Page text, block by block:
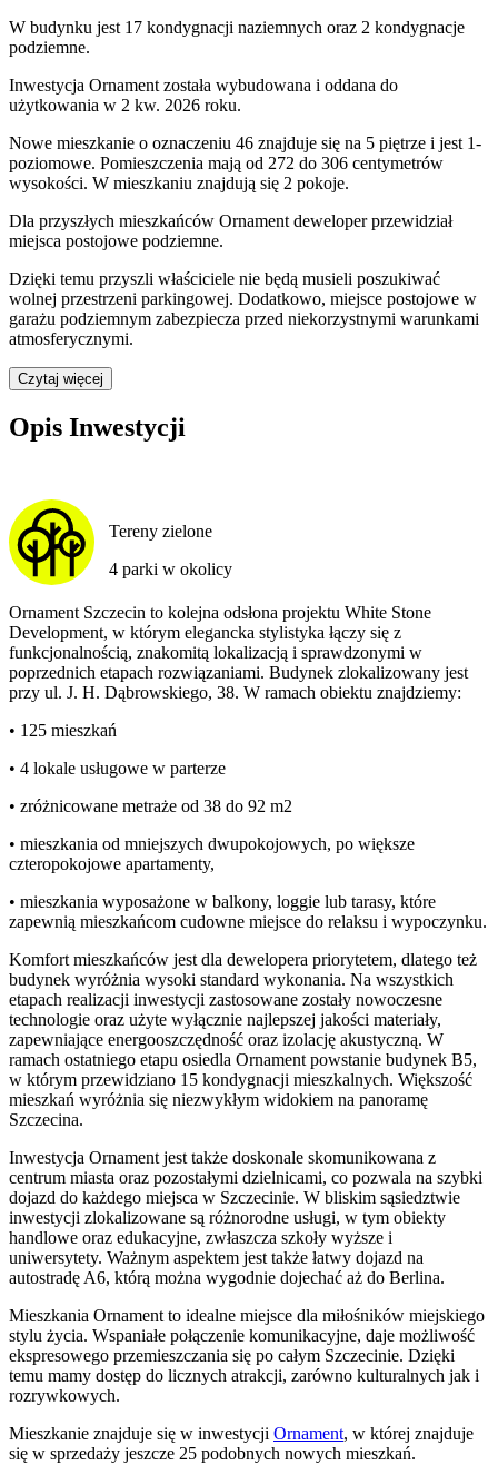
W budynku jest 17 kondygnacji naziemnych oraz 2 kondygnacje
podziemne.
Inwestycja Ornament została wybudowana i oddana do
użytkowania w 2 kw. 2026 roku.
Nowe mieszkanie o oznaczeniu 46 znajduje się na 5 piętrze i jest 1-
poziomowe. Pomieszczenia mają od 272 do 306 centymetrów
wysokości. W mieszkaniu znajdują się 2 pokoje.
Dla przyszłych mieszkańców Ornament deweloper przewidział
miejsca postojowe podziemne.
Dzięki temu przyszli właściciele nie będą musieli poszukiwać
wolnej przestrzeni parkingowej. Dodatkowo, miejsce postojowe w
garażu podziemnym zabezpiecza przed niekorzystnymi warunkami
atmosferycznymi.
Czytaj więcej
Opis Inwestycji
Tereny zielone
4 parki w okolicy
Ornament Szczecin to kolejna odsłona projektu White Stone
Development, w którym elegancka stylistyka łączy się z
funkcjonalnością, znakomitą lokalizacją i sprawdzonymi w
poprzednich etapach rozwiązaniami. Budynek zlokalizowany jest
przy ul. J. H. Dąbrowskiego, 38. W ramach obiektu znajdziemy:
• 125 mieszkań
• 4 lokale usługowe w parterze
• zróżnicowane metraże od 38 do 92 m2
• mieszkania od mniejszych dwupokojowych, po większe
czteropokojowe apartamenty,
• mieszkania wyposażone w balkony, loggie lub tarasy, które
zapewnią mieszkańcom cudowne miejsce do relaksu i wypoczynku.
Komfort mieszkańców jest dla dewelopera priorytetem, dlatego też
budynek wyróżnia wysoki standard wykonania. Na wszystkich
etapach realizacji inwestycji zastosowane zostały nowoczesne
technologie oraz użyte wyłącznie najlepszej jakości materiały,
zapewniające energooszczędność oraz izolację akustyczną. W
ramach ostatniego etapu osiedla Ornament powstanie budynek B5,
w którym przewidziano 15 kondygnacji mieszkalnych. Większość
mieszkań wyróżnia się niezwykłym widokiem na panoramę
Szczecina.
Inwestycja Ornament jest także doskonale skomunikowana z
centrum miasta oraz pozostałymi dzielnicami, co pozwala na szybki
dojazd do każdego miejsca w Szczecinie. W bliskim sąsiedztwie
inwestycji zlokalizowane są różnorodne usługi, w tym obiekty
handlowe oraz edukacyjne, zwłaszcza szkoły wyższe i
uniwersytety. Ważnym aspektem jest także łatwy dojazd na
autostradę A6, którą można wygodnie dojechać aż do Berlina.
Mieszkania Ornament to idealne miejsce dla miłośników miejskiego
stylu życia. Wspaniałe połączenie komunikacyjne, daje możliwość
ekspresowego przemieszczania się po całym Szczecinie. Dzięki
temu mamy dostęp do licznych atrakcji, zarówno kulturalnych jak i
rozrywkowych.
Mieszkanie znajduje się w inwestycji Ornament, w której znajduje
się w sprzedaży jeszcze 25 podobnych nowych mieszkań.